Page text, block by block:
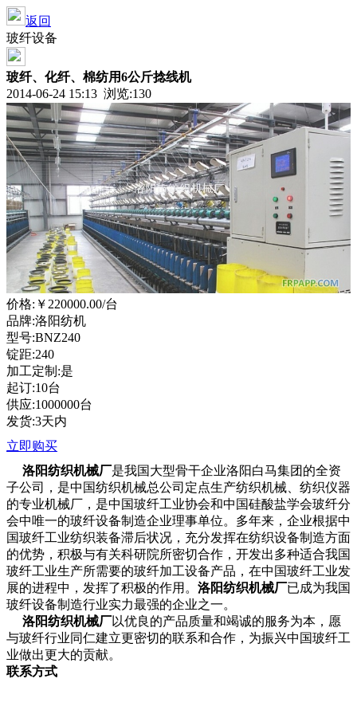
返回
玻纤设备
玻纤、化纤、棉纺用6公斤捻线机
2014-06-24 15:13 浏览:130
价格: ￥220000.00/台
品牌:洛阳纺机
型号:BNZ240
锭距:240
加工定制:是
起订:10台
供应:1000000台
发货:3天内
立即购买
洛阳纺织机械厂是我国大型骨干企业洛阳白马集团的全资
子公司，是中国纺织机械总公司定点生产纺织机械、纺织仪器
的专业机械厂，是中国玻纤工业协会和中国硅酸盐学会玻纤分
会中唯一的玻纤设备制造企业理事单位。多年来，企业根据中
国玻纤工业纺织装备滞后状况，充分发挥在纺织设备制造方面
的优势，积极与有关科研院所密切合作，开发出多种适合我国
玻纤工业生产所需要的玻纤加工设备产品，在中国玻纤工业发
展的进程中，发挥了积极的作用。 洛阳纺织机械厂已成为我国
玻纤设备制造行业实力最强的企业之一。
洛阳纺织机械厂以优良的产品质量和竭诚的服务为本，愿
与玻纤行业同仁建立更密切的联系和合作，为振兴中国玻纤工
业做出更大的贡献。
联系方式